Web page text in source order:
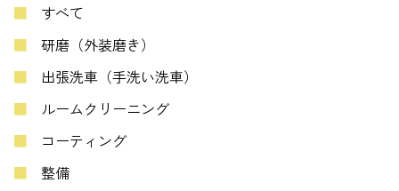
すべて
研磨（外装磨き）
出張洗車（手洗い洗車）
ルームクリーニング
コーティング
整備